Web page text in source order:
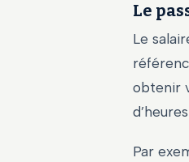
Le
Le
obtenir
Par